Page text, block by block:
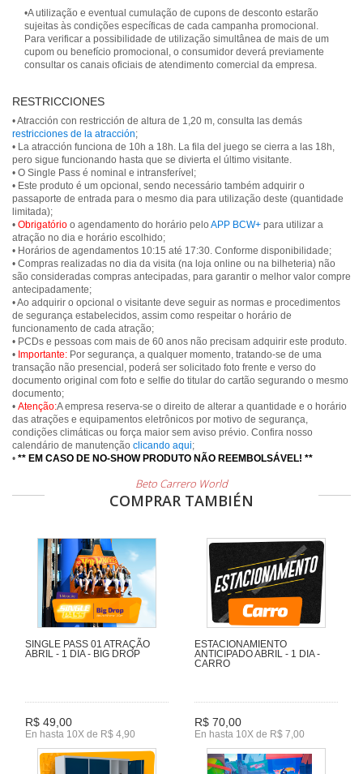
•A utilização e eventual cumulação de cupons de desconto estarão
sujeitas às condições específicas de cada campanha promocional.
Para verificar a possibilidade de utilização simultânea de mais de um
cupom ou benefício promocional, o consumidor deverá previamente
consultar os canais oficiais de atendimento comercial da empresa.
RESTRICCIONES
• Atracción con restricción de altura de 1,20 m, consulta las demás
restricciones de la atracción;
• La atracción funciona de 10h a 18h. La fila del juego se cierra a las 18h,
pero sigue funcionando hasta que se divierta el último visitante.
• O Single Pass é nominal e intransferível;
• Este produto é um opcional, sendo necessário também adquirir o
passaporte de entrada para o mesmo dia para utilização deste (quantidade
limitada);
• Obrigatório o agendamento do horário pelo APP BCW+ para utilizar a
atração no dia e horário escolhido;
• Horários de agendamentos 10:15 até 17:30. Conforme disponibilidade;
• Compras realizadas no dia da visita (na loja online ou na bilheteria) não
são consideradas compras antecipadas, para garantir o melhor valor compre
antecipadamente;
• Ao adquirir o opcional o visitante deve seguir as normas e procedimentos
de segurança estabelecidos, assim como respeitar o horário de
funcionamento de cada atração;
• PCDs e pessoas com mais de 60 anos não precisam adquirir este produto.
• Importante: Por segurança, a qualquer momento, tratando-se de uma
transação não presencial, poderá ser solicitado foto frente e verso do
documento original com foto e selfie do titular do cartão segurando o mesmo
documento;
• Atenção:A empresa reserva-se o direito de alterar a quantidade e o horário
das atrações e equipamentos eletrônicos por motivo de segurança,
condições climáticas ou força maior sem aviso prévio. Confira nosso
calendário de manutenção clicando aqui;
• ** EM CASO DE NO-SHOW PRODUTO NÃO REEMBOLSÁVEL! **
Beto Carrero World
COMPRAR TAMBIÉN
SINGLE PASS 01 ATRAÇÃO
ABRIL - 1 DIA - BIG DROP
R$ 49,00
En hasta 10X de R$ 4,90
ESTACIONAMIENTO
ANTICIPADO ABRIL - 1 DIA -
CARRO
R$ 70,00
En hasta 10X de R$ 7,00